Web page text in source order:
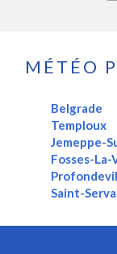
MÉTÉO
Belgrade
Temploux
Jemeppe-
Fosses-La-
Saint-